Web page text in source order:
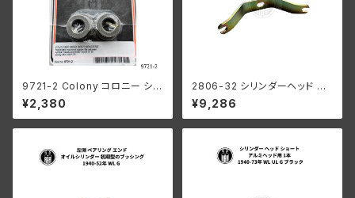
9721-2 Colony コロニー シリ
ンダーヘッド スペーサー ハーレ
ーダビッドソン 1937-73年 45
モデル パーカーライズド
¥2,380
2806-32 シリンダーヘッド ブ
ラケット 鉄ヘッド用 ハーレーダ
ビッドソン 1932-1952年 DL R
L WL G 亜鉛メッキ
¥9,286